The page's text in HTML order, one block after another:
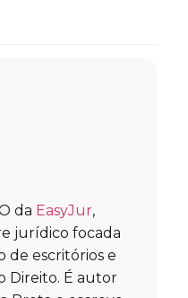
da EasyJur,
jurídico focada
de escritórios e
Direito. É autor